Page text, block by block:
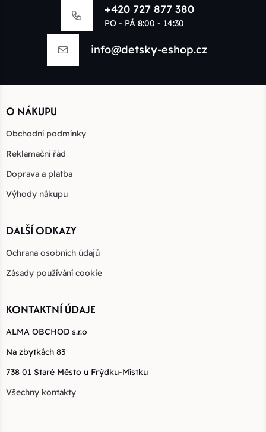
+420 727 877 380
PO - PÁ 8:00 - 14:30
info@detsky-eshop.cz
O NÁKUPU
Obchodní podmínky
Reklamační řád
Doprava a platba
Výhody nákupu
DALŠÍ ODKAZY
Ochrana osobních údajů
Zásady používání cookie
KONTAKTNÍ ÚDAJE
ALMA OBCHOD s.r.o
Na zbytkách 83
738 01 Staré Město u Frýdku-Místku
Všechny kontakty